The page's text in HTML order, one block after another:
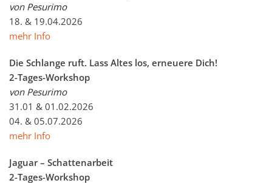
von Pesurimo
18. & 19.04.2026
mehr Info
Die Schlange ruft. Lass Altes los, erneuere Dich!
2-Tages-Workshop
von Pesurimo
31.01 & 01.02.2026
04. & 05.07.2026
mehr Info
Jaguar – Schattenarbeit
2-Tages-Workshop